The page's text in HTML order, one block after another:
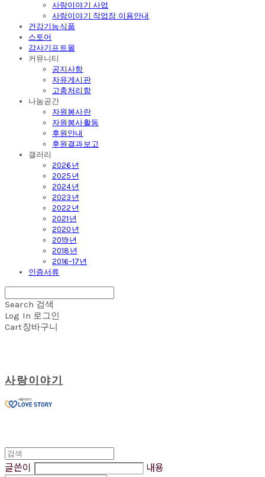
사랑이야기 사업
사랑이야기 작업장 이용안내
건강기능식품
스토어
감사기프트몰
커뮤니티
공지사항
자유게시판
고충처리함
나눔공간
자원봉사란
자원봉사활동
후원안내
후원결과보고
갤러리
2026년
2025년
2024년
2023년
2022년
2021년
2020년
2019년
2018년
2016-17년
인증서류
Search 검색
Log In 로그인
Cart장바구니
사랑이야기
글쓴이 내용